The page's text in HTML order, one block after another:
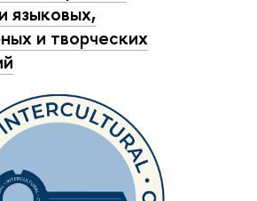
языковых,
и творческих